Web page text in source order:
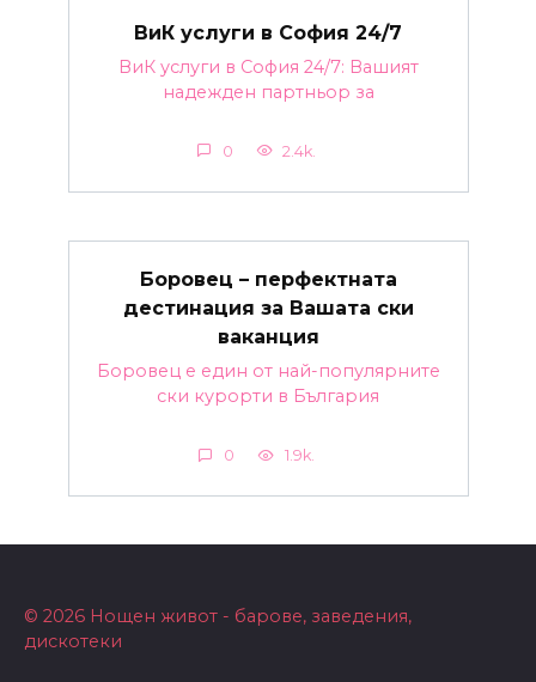
ВиК услуги в София 24/7
ВиК услуги в София 24/7: Вашият
надежден партньор за
0 2.4k.
Боровец – перфектната
дестинация за Вашата ски
ваканция
Боровец е един от най-популярните
ски курорти в България
0 1.9k.
© 2026 Нощен живот - барове, заведения,
дискотеки